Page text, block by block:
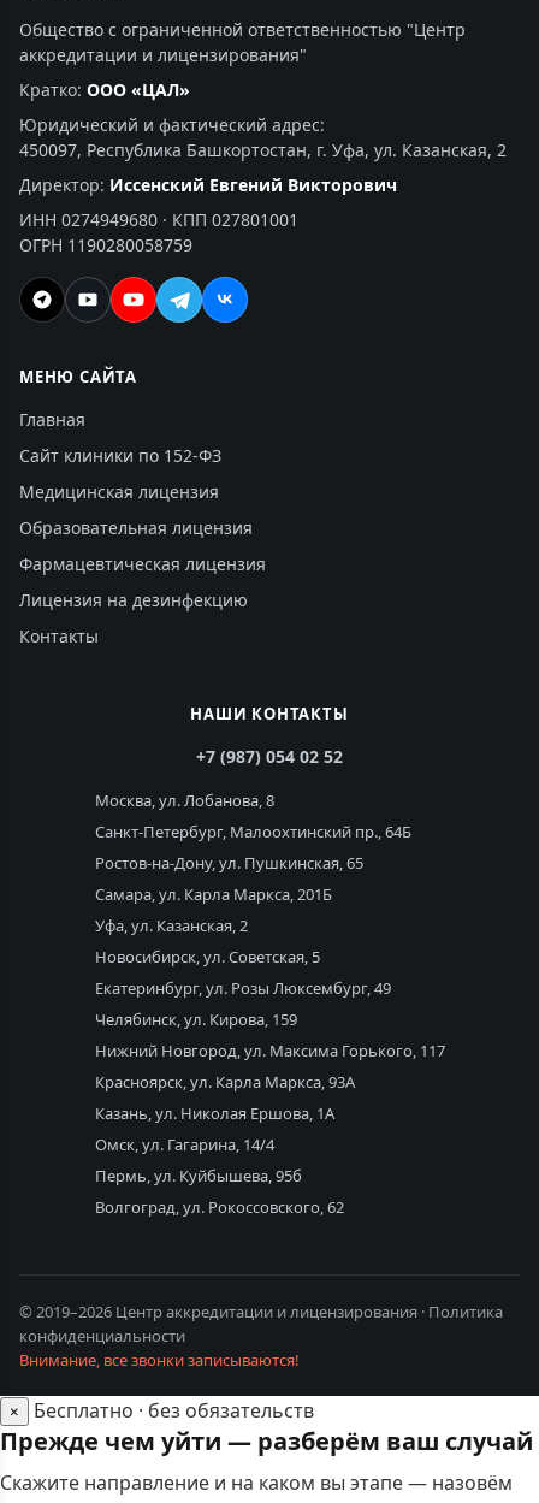
Общество с ограниченной ответственностью "Центр
аккредитации и лицензирования"
Кратко: ООО «ЦАЛ»
Юридический и фактический адрес:
450097, Республика Башкортостан, г. Уфа, ул. Казанская, 2
Директор: Иссенский Евгений Викторович
ИНН 0274949680 · КПП 027801001
ОГРН 1190280058759
МЕНЮ САЙТА
Главная
Сайт клиники по 152-ФЗ
Медицинская лицензия
Образовательная лицензия
Фармацевтическая лицензия
Лицензия на дезинфекцию
Контакты
НАШИ КОНТАКТЫ
+7 (987) 054 02 52
Москва, ул. Лобанова, 8
Санкт-Петербург, Малоохтинский пр., 64Б
Ростов-на-Дону, ул. Пушкинская, 65
Самара, ул. Карла Маркса, 201Б
Уфа, ул. Казанская, 2
Новосибирск, ул. Советская, 5
Екатеринбург, ул. Розы Люксембург, 49
Челябинск, ул. Кирова, 159
Нижний Новгород, ул. Максима Горького, 117
Красноярск, ул. Карла Маркса, 93А
Казань, ул. Николая Ершова, 1А
Омск, ул. Гагарина, 14/4
Пермь, ул. Куйбышева, 95б
Волгоград, ул. Рокоссовского, 62
© 2019–2026 Центр аккредитации и лицензирования · Политика
конфиденциальности
Внимание, все звонки записываются!
× Бесплатно · без обязательств
Прежде чем уйти — разберём ваш случай
Скажите направление и на каком вы этапе — назовём